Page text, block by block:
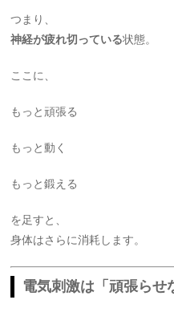
つまり、
神経が疲れ切っている状態。
ここに、
もっと頑張る
もっと動く
もっと鍛える
を足すと、
身体はさらに消耗します。
電気刺激は「頑張らせ